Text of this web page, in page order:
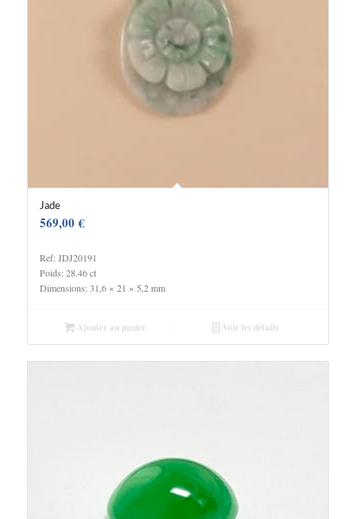
Jade
569,00€
Ref: JDJ20191
Poids: 28.46 ct
Dimensions: 31,6 × 21 × 5,2 mm
Ajouter au panier Voir les détails